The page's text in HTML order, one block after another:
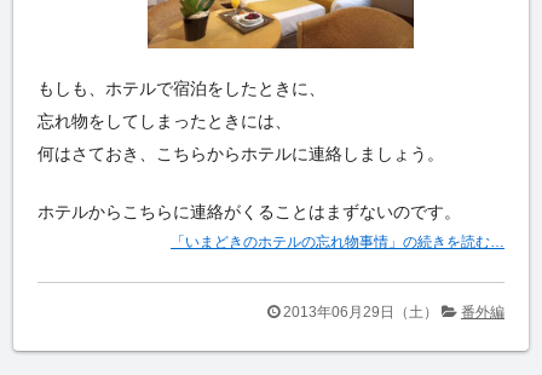
もしも、ホテルで宿泊をしたときに、
忘れ物をしてしまったときには、
何はさておき、こちらからホテルに連絡しましょう。
ホテルからこちらに連絡がくることはまずないのです。
「いまどきのホテルの忘れ物事情」の続きを読む…
2013年06月29日（土） 番外編